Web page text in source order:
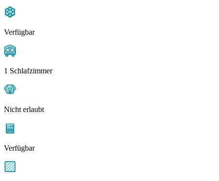
Verfügbar
1 Schlafzimmer
Nicht erlaubt
Verfügbar